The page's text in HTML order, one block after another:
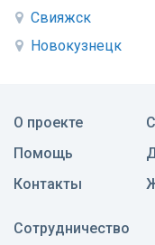
Свияжск
Новокузнецк
О проекте
Помощь
Контакты
Сотрудничество